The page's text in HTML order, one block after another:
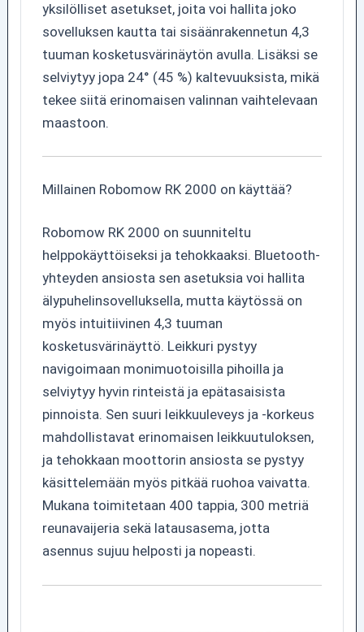
yksilölliset asetukset, joita voi hallita joko
sovelluksen kautta tai sisäänrakennetun 4,3
tuuman kosketusvärinäytön avulla. Lisäksi se
selviytyy jopa 24° (45 %) kaltevuuksista, mikä
tekee siitä erinomaisen valinnan vaihtelevaan
maastoon.
Millainen Robomow RK 2000 on käyttää?
Robomow RK 2000 on suunniteltu
helppokäyttöiseksi ja tehokkaaksi. Bluetooth-
yhteyden ansiosta sen asetuksia voi hallita
älypuhelinsovelluksella, mutta käytössä on
myös intuitiivinen 4,3 tuuman
kosketusvärinäyttö. Leikkuri pystyy
navigoimaan monimuotoisilla pihoilla ja
selviytyy hyvin rinteistä ja epätasaisista
pinnoista. Sen suuri leikkuuleveys ja -korkeus
mahdollistavat erinomaisen leikkuutuloksen,
ja tehokkaan moottorin ansiosta se pystyy
käsittelemään myös pitkää ruohoa vaivatta.
Mukana toimitetaan 400 tappia, 300 metriä
reunavaijeria sekä latausasema, jotta
asennus sujuu helposti ja nopeasti.